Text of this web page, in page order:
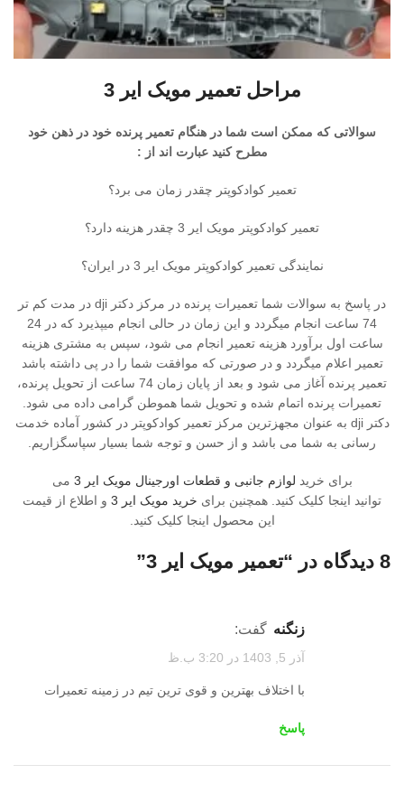
مراحل تعمیر مویک ایر 3
سوالاتی که ممکن است شما در هنگام تعمیر پرنده خود در ذهن خود
مطرح کنید عبارت اند از :
تعمیر کوادکوپتر چقدر زمان می برد؟
تعمیر کوادکوپتر مویک ایر 3 چقدر هزینه دارد؟
نمایندگی تعمیر کوادکوپتر مویک ایر 3 در ایران؟
در پاسخ به سوالات شما تعمیرات پرنده در مرکز دکتر dji در مدت کم تر
74 ساعت انجام میگردد و این زمان در حالی انجام میپذیرد که در 24
ساعت اول برآورد هزینه تعمیر انجام می شود، سپس به مشتری هزینه
تعمیر اعلام میگردد و در صورتی که موافقت شما را در پی داشته باشد
تعمیر پرنده آغاز می شود و بعد از پایان زمان 74 ساعت از تحویل پرنده،
تعمیرات پرنده اتمام شده و تحویل شما هموطن گرامی داده می شود.
دکتر dji به عنوان مجهزترین مرکز تعمیر کوادکوپتر در کشور آماده خدمت
رسانی به شما می باشد و از حسن و توجه شما بسیار سپاسگزاریم.
برای خرید لوازم جانبی و قطعات اورجینال مویک ایر 3
می
توانید اینجا کلیک کنید. همچنین برای خرید مویک ایر 3
و اطلاع از قیمت
این محصول اینجا کلیک کنید.
8 دیدگاه در “ تعمیر مویک ایر 3 ”
زنگنه گفت:
آذر 5, 1403 در 3:20 ب.ظ
با اختلاف بهترین و قوی ترین تیم در زمینه تعمیرات
پاسخ